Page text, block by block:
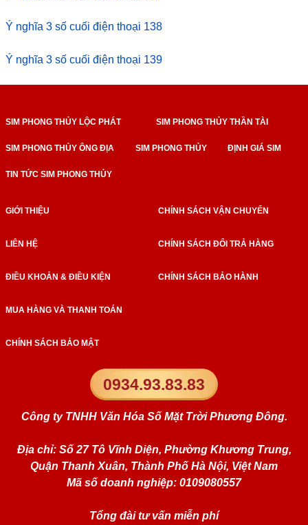
Ý nghĩa 3 số cuối điện thoại 138
Ý nghĩa 3 số cuối điện thoại 139
SIM PHONG THỦY LỘC PHÁT SIM PHONG THỦY THẦN TÀI
SIM PHONG THỦY ÔNG ĐỊA SIM PHONG THỦY ĐỊNH GIÁ SIM
TIN TỨC SIM PHONG THỦY
0934.93.83.83
Công ty TNHH Văn Hóa Số Mặt Trời Phương Đông.
Địa chỉ: Số 27 Tô Vĩnh Diện, Phường Khương Trung,
Quận Thanh Xuân, Thành Phố Hà Nội, Việt Nam
Mã số doanh nghiệp: 0109080557
Tổng đài tư vấn miễn phí
GIỚI THIỆU
LIÊN HỆ
ĐIỀU KHOẢN & ĐIỀU KIỆN
MUA HÀNG VÀ THANH TOÁN
CHÍNH SÁCH BẢO MẬT
CHÍNH SÁCH VẬN CHUYỂN
CHÍNH SÁCH ĐỔI TRẢ HÀNG
CHÍNH SÁCH BẢO HÀNH